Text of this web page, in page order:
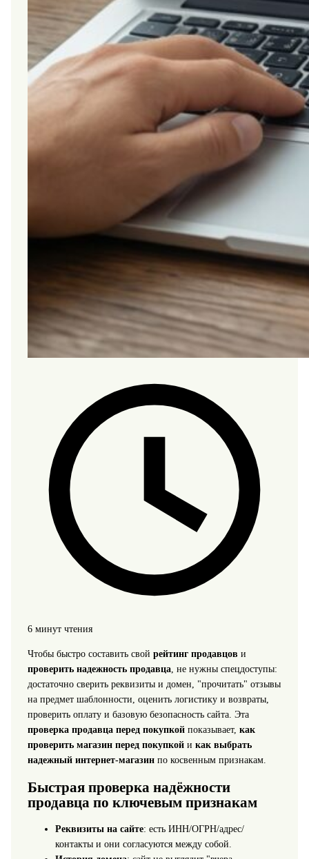
6 минут чтения
Чтобы быстро составить свой рейтинг продавцов и
проверить надежность продавца, не нужны спецдоступы:
достаточно сверить реквизиты и домен, "прочитать" отзывы
на предмет шаблонности, оценить логистику и возвраты,
проверить оплату и базовую безопасность сайта. Эта
проверка продавца перед покупкойпоказывает, как
проверить магазин перед покупкойи как выбрать
надежный интернет-магазинпо косвенным признакам.
Быстрая проверка надёжности
продавца по ключевым признакам
Реквизиты на сайте: есть ИНН/ОГРН/адрес/
контакты и они согласуются между собой.